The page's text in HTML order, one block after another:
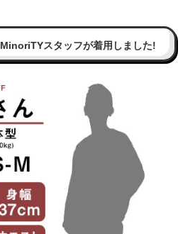
MinoriTYスタッフが着用しました!